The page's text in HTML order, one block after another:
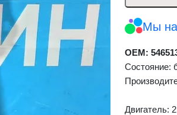
Мы
OEM:
Состояние:
Двигатель: